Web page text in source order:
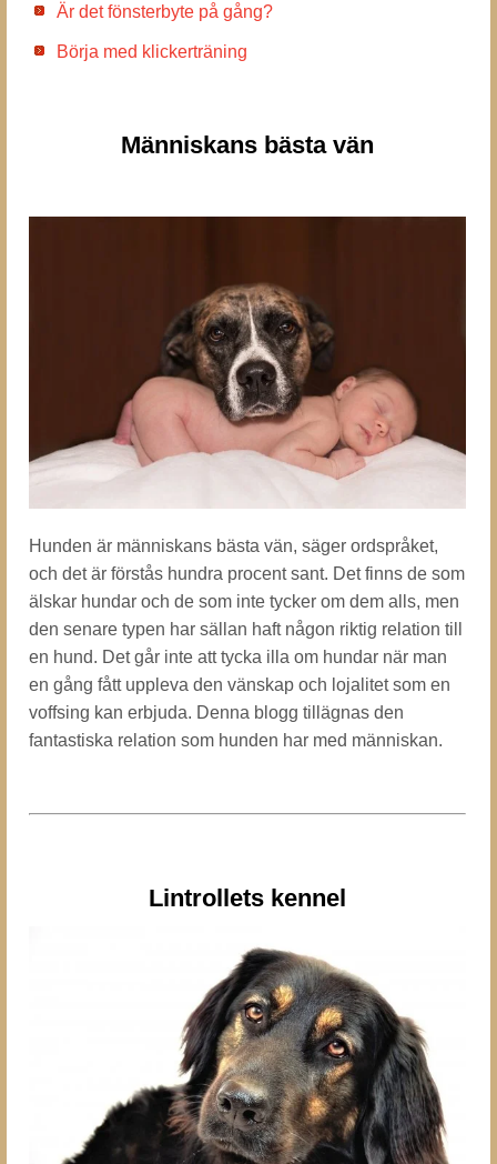
Är det fönsterbyte på gång?
Börja med klickerträning
Människans bästa vän
Hunden är människans bästa vän, säger ordspråket,
och det är förstås hundra procent sant. Det finns de som
älskar hundar och de som inte tycker om dem alls, men
den senare typen har sällan haft någon riktig relation till
en hund. Det går inte att tycka illa om hundar när man
en gång fått uppleva den vänskap och lojalitet som en
voffsing kan erbjuda. Denna blogg tillägnas den
fantastiska relation som hunden har med människan.
Lintrollets kennel